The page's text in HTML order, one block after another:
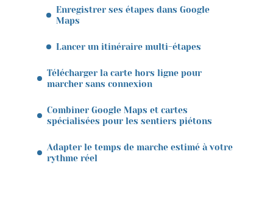
Enregistrer ses étapes dans Google
Maps
Lancer un itinéraire multi-étapes
Télécharger la carte hors ligne pour
marcher sans connexion
Combiner Google Maps et cartes
spécialisées pour les sentiers piétons
Adapter le temps de marche estimé à votre
rythme réel